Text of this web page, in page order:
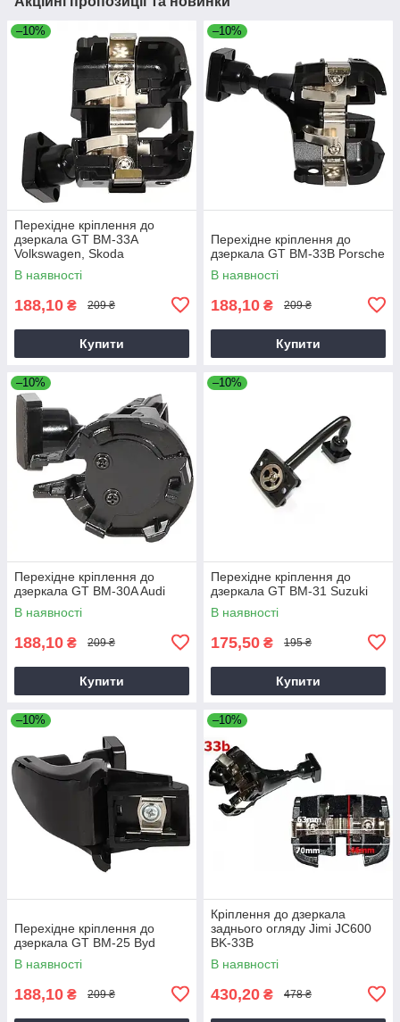
–10%
Перехідне кріплення до
дзеркала GT BM-33A
Volkswagen, Skoda
В наявності
188,10 ₴ 209 ₴
Купити
–10%
Перехідне кріплення до
дзеркала GT BM-33B Porsche
В наявності
188,10 ₴ 209 ₴
Купити
–10%
Перехідне кріплення до
дзеркала GT BM-30A Audi
В наявності
188,10 ₴ 209 ₴
Купити
–10%
Перехідне кріплення до
дзеркала GT BM-31 Suzuki
В наявності
175,50 ₴ 195 ₴
Купити
–10%
Перехідне кріплення до
дзеркала GT BM-25 Byd
В наявності
188,10 ₴ 209 ₴
–10%
Кріплення до дзеркала
заднього огляду Jimi JC600
BK-33В
В наявності
430,20 ₴ 478 ₴